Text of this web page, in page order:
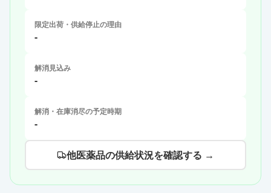
限定出荷・供給停止の理由
-
解消見込み
-
解消・在庫消尽の予定時期
-
他医薬品の供給状況を確認する →